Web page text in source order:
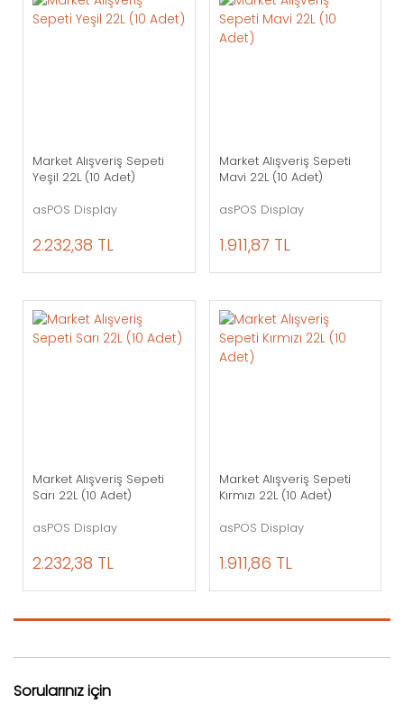
Market Alışveriş Sepeti
Yeşil 22L (10 Adet)
asPOS Display
2.232,38 TL
Market Alışveriş Sepeti
Mavi 22L (10 Adet)
asPOS Display
1.911,87 TL
Market Alışveriş Sepeti
Sarı 22L (10 Adet)
asPOS Display
2.232,38 TL
Market Alışveriş Sepeti
Kırmızı 22L (10 Adet)
asPOS Display
1.911,86 TL
Sorularınız için